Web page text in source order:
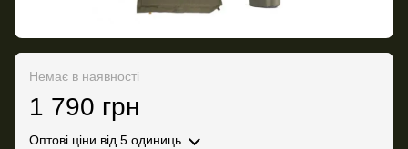
Немає в наявності
1 790 грн
Оптові ціни від 5 одиниць